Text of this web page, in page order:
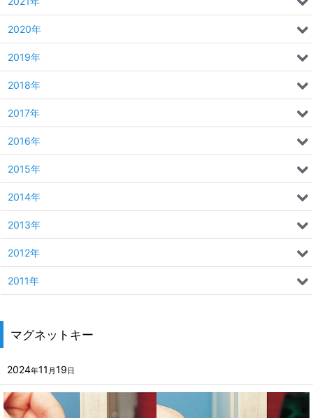
マグネットキー
2024年11 月19日
2020年
2019年
2018年
2017年
2016年
2015年
2014年
2013年
2012年
2011年